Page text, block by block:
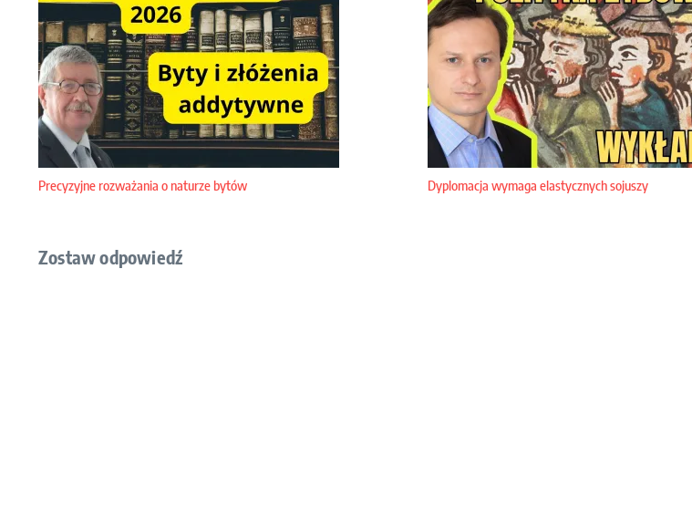
Precyzyjne rozważania o naturze bytów Dyplomacja wymaga elastycznych sojuszy
Zostaw odpowiedź